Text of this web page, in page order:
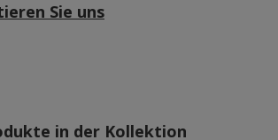
Sie uns
in der Kollektion